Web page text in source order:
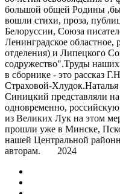
большой общей Родины
вошли стихи, проза,
Белоруссии, Союза
Ленинградское областное,
отделения) и Липецкого
содружество".Труды
в сборнике - это рассказ
Страховой-
Синицкий представляли
одновременно,
из Великих Лук на этом
прошли уже в Минске,
нашей Центральной
авторам. 2024